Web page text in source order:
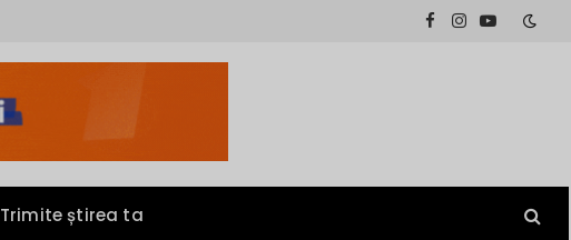
Facebook
InstagramYouTube
Trimite știrea ta